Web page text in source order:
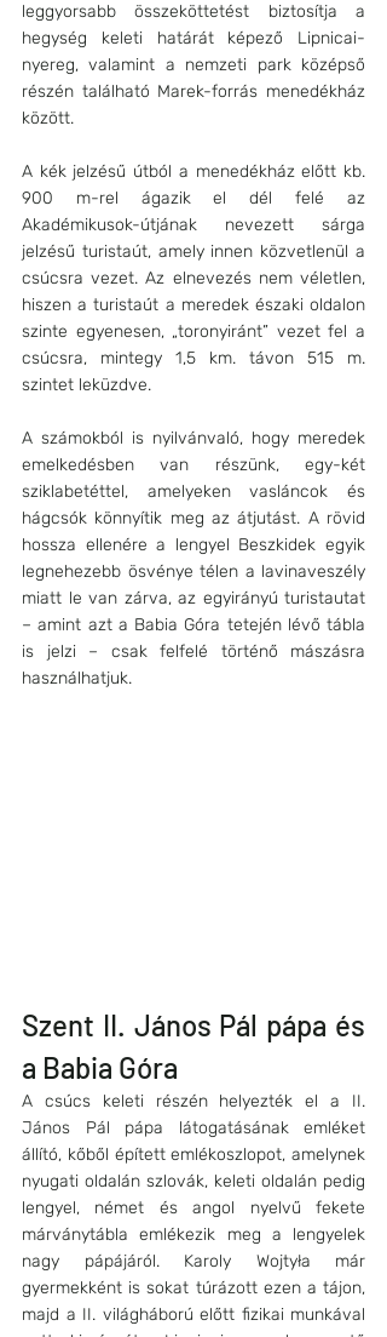
leggyorsabb összeköttetést biztosítja a
hegység keleti határát képező Lipnicai-
nyereg, valamint a nemzeti park középső
részén található Marek-forrás menedékház
között.
A kék jelzésű útból a menedékház előtt kb.
900 m-rel ágazik el dél felé az
Akadémikusok-útjának nevezett sárga
jelzésű turistaút, amely innen közvetlenül a
csúcsra vezet. Az elnevezés nem véletlen,
hiszen a turistaút a meredek északi oldalon
szinte egyenesen, „toronyiránt” vezet fel a
csúcsra, mintegy 1,5 km. távon 515 m.
szintet leküzdve.
A számokból is nyilvánvaló, hogy meredek
emelkedésben van részünk, egy-két
sziklabetéttel, amelyeken vasláncok és
hágcsók könnyítik meg az átjutást. A rövid
hossza ellenére a lengyel Beszkidek egyik
legnehezebb ösvénye télen a lavinaveszély
miatt le van zárva, az egyirányú turistautat
– amint azt a Babia Góra tetején lévő tábla
is jelzi – csak felfelé történő mászásra
használhatjuk.
Szent II. János Pál pápa és
a Babia Góra
A csúcs keleti részén helyezték el a II.
János Pál pápa látogatásának emléket
állító, kőből épített emlékoszlopot, amelynek
nyugati oldalán szlovák, keleti oldalán pedig
lengyel, német és angol nyelvű fekete
márványtábla emlékezik meg a lengyelek
nagy pápájáról. Karoly Wojtyła már
gyermekként is sokat túrázott ezen a tájon,
majd a II. világháború előtt fizikai munkával